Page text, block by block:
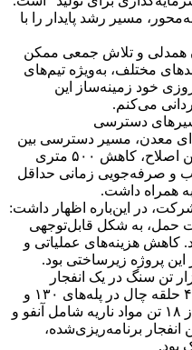
مسیر رشد پایدار را با
همدلی و تلاش جمعی ممکن
مختلف، به‌ویژه تیم‌های
خود زمینه‌ساز این
می‌کنم.
دسترسی
معدن، مسیر دسترسی بین
ترازهای ۲۱۳۰ و ۲۱۲۰ اصلاح شد. این اصلاح، کاهش ۵۰۰ متری
صرفه‌جویی زمانی حداقل
در این‌باره اظهار داشت:
حمل، به شکل قابل‌توجهی
کاهش هزینه‌های عملیاتی و
این پروژه زیرساختی بود.
در یک عملیات کم‌سابقه، بیش از ۴۰۰ حلقه چال در پله‌های ۱۳۰ و
۱۵۰ معدن حوض‌ماهی حفر و بیش از ۱۸ تن مواد ناریه شامل آنفو و
برنامه‌ریزی‌شده،